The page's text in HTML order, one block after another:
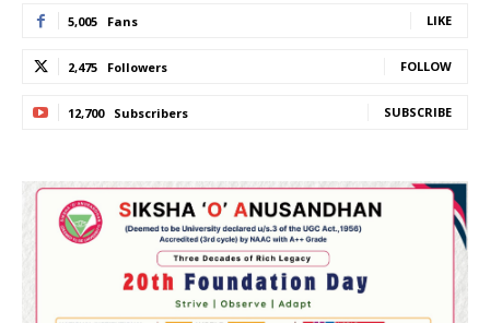
5,005 Fans LIKE
2,475 Followers FOLLOW
12,700 Subscribers SUBSCRIBE